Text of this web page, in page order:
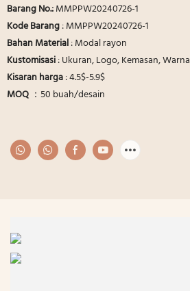
Barang No.:MMPPW20240726-1
Kode Barang: MMPPW20240726-1
Bahan Material: Modal rayon
Kustomisasi: Ukuran, Logo, Kemasan, Warna
Kisaran harga: 4.5$-5.9$
MOQ ：50 buah/desain